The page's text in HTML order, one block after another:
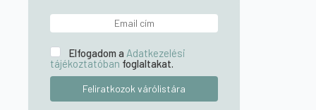
Elfogadom a Adatkezelési
tájékoztatóban foglaltakat.